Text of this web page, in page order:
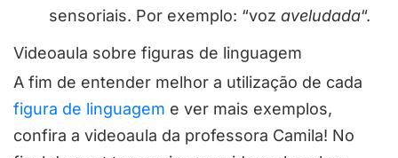
sensoriais. Por exemplo: “voz aveludada“.
Videoaula sobre figuras de linguagem
A fim de entender melhor a utilização de cada
figura de linguagem e ver mais exemplos,
confira a videoaula da professora Camila! No